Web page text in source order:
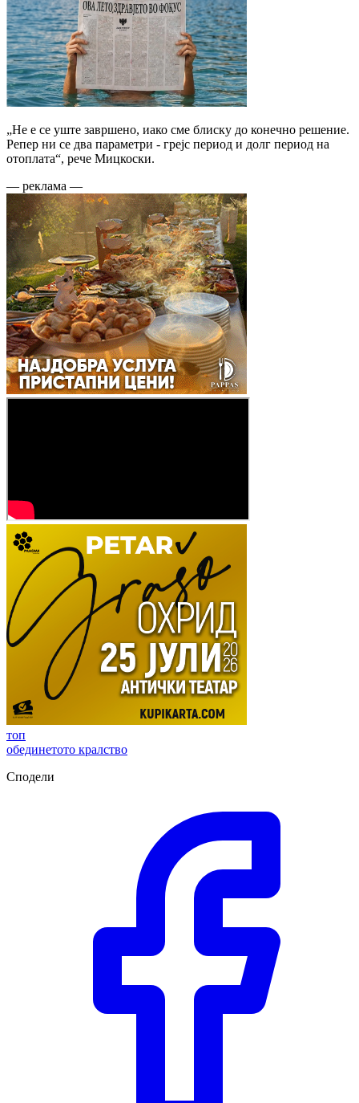
„Не е се уште завршено, иако сме блиску до конечно решение.
Репер ни се два параметри - грејс период и долг период на
отоплата“, рече Мицкоски.
— реклама —
топ
обединетото кралство
Сподели